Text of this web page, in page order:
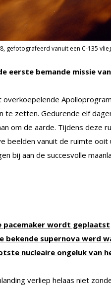
gefotografeerd vanuit een C-135
eerste bemande missie
overkoepelende
te zetten. Gedurende elf
om de aarde. Tijdens deze
beelden vanuit de ruimte ooit
bij aan de succesvolle
pacemaker wordt geplaatst
bekende supernova werd
nucleaire ongeluk van
verliep helaas niet